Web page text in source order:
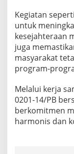
Kegiatan
untuk
kesejahteraan
juga
masyarakat
program-
Melalui kerja
0201-14/PB
berkomitmen
harmonis dan